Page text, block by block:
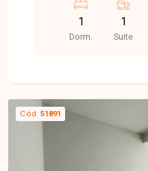
praticidade no dia a dia. O imóvel conta com sala
ampla, 1 quarto com
cozinha com armários,
Delta Imóveis e
essa oportunidade.
1
Dorm.
1
Suite
Cód. 51891